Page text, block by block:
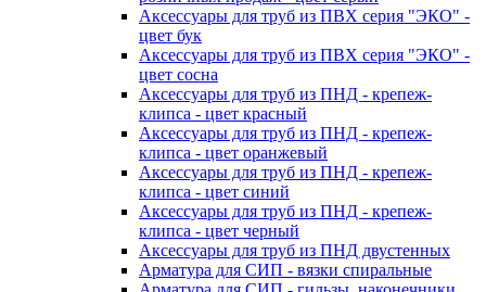
Аксессуары для труб из ПВХ серия "ЭКО" -
цвет бук
Аксессуары для труб из ПВХ серия "ЭКО" -
цвет сосна
Аксессуары для труб из ПНД - крепеж-
клипса - цвет красный
Аксессуары для труб из ПНД - крепеж-
клипса - цвет оранжевый
Аксессуары для труб из ПНД - крепеж-
клипса - цвет синий
Аксессуары для труб из ПНД - крепеж-
клипса - цвет черный
Аксессуары для труб из ПНД двустенных
Арматура для СИП - вязки спиральные